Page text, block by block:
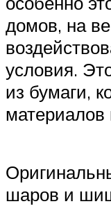
домов, на
условия.
из бумаги,
материалов
шаров и